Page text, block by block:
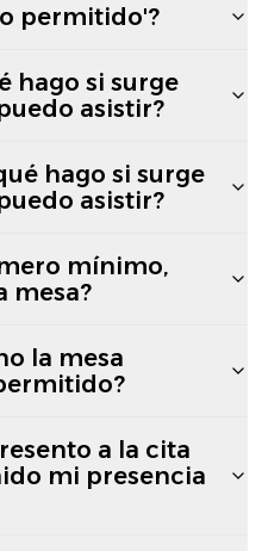
permitido'?
hago si surge
asistir?
hago si surge
asistir?
mínimo,
mesa?
la mesa
a la cita
mi presencia